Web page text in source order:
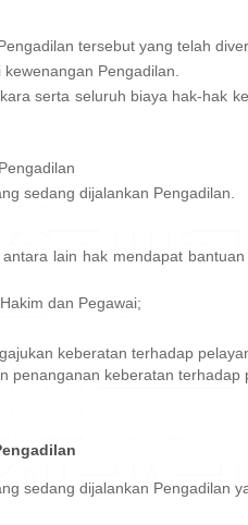
tersebut yang telah
Pengadilan.
serta seluruh biaya hak-hak
sedang dijalankan Pengadilan.
lain hak mendapat
dan Pegawai;
keberatan terhadap
penanganan keberatan terhadap
sedang dijalankan Pengadilan